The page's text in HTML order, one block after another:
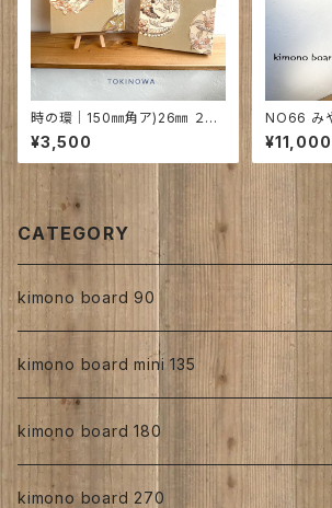
時の環｜150㎜角ア)26㎜ ２枚
セット NO38 39
¥3,500
NO66 み
upon a
布
¥11,000
CATEGORY
kimono board 90
正絹
縮緬
kimono board mini 135
正絹
手書き
人絹
kimono board 180
正絹
kimono board 270